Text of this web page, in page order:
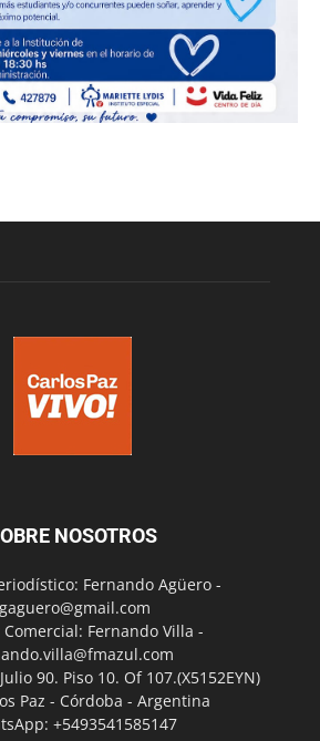
NOSOTROS
Fernando Agüero -
Fernando Villa -
90. Piso 10. Of 107.(X5152EYN)
Paz - Córdoba - Argentina
+5493541585147